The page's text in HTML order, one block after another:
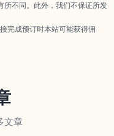
所不同。此外，我们不保证所发
完成预订时本站可能获得佣
文章